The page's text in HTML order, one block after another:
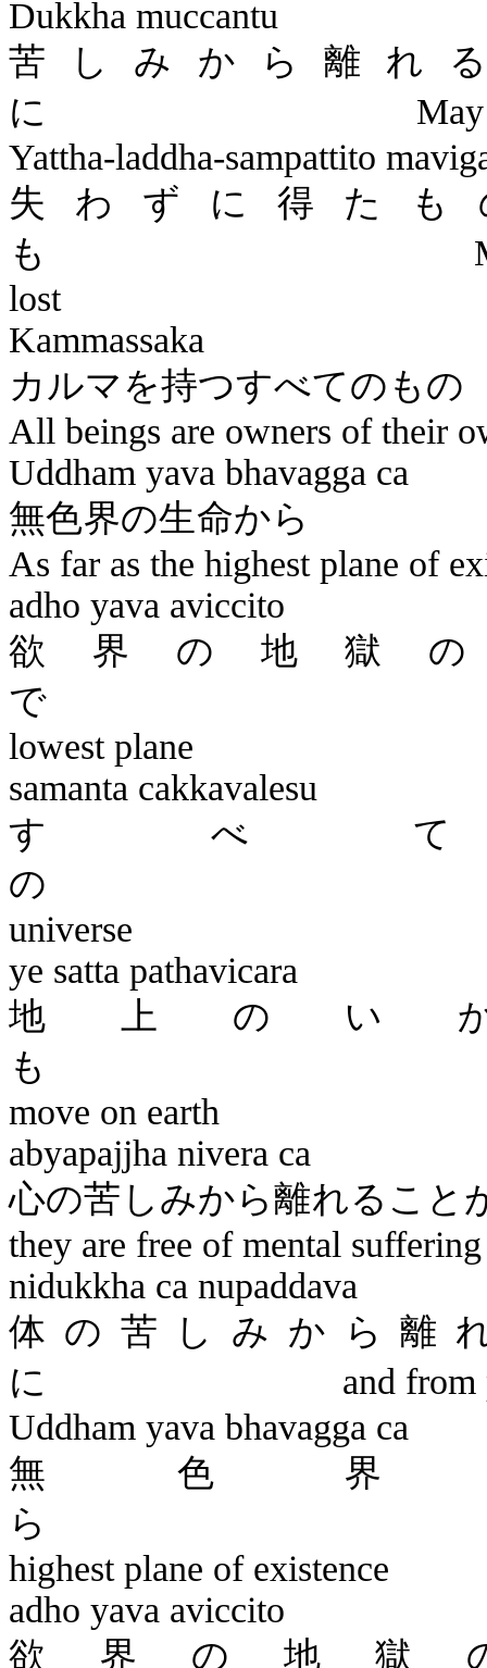
Dukkha muccantu
苦しみから離れ
に
Yattha-laddha-sampattito
失わずに得たも
も
lost
Kammassaka
カルマを持
All beings are owners of their
Uddham yava bhavagga ca
無色界
As far as the highest plane of
adho yava aviccito
欲界の地獄
lowest plane
samanta cakkavalesu
すべ
universe
ye satta pathavicara
地上のい
move on earth
abyapajjha nivera ca
心の苦しみから離れ
they are free of mental
nidukkha ca nupaddava
体の苦しみから離
に and from
Uddham yava bhavagga ca
無色界
highest plane of existence
adho yava aviccito
欲界の地獄